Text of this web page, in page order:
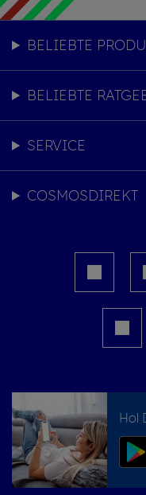
BELIEBTE
BELIEBTE
SERVICE
COSMOSDIREKT
Hol